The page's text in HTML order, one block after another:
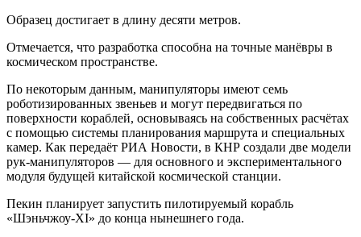
Образец достигает в длину десяти метров.
Отмечается, что разработка способна на точные манёвры в
космическом пространстве.
По некоторым данным, манипуляторы имеют семь
роботизированных звеньев и могут передвигаться по
поверхности кораблей, основываясь на собственных расчётах
с помощью системы планирования маршрута и специальных
камер. Как передаёт РИА Новости, в КНР создали две модели
рук-манипуляторов — для основного и экспериментального
модуля будущей китайской космической станции.
Пекин планирует запустить пилотируемый корабль
«Шэньчжоу-XI» до конца нынешнего года.